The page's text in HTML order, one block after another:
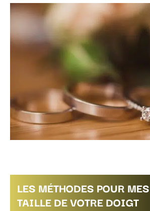
LES MÉTHODES POUR
TAILLE DE VOTRE DOIGT